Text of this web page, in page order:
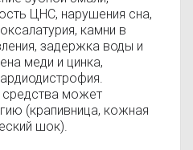
ЦНС, нарушения сна,
камни в
задержка воды и
меди и цинка,
средства может
(крапивница, кожная
шок).